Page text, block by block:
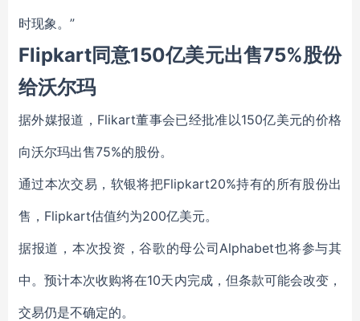
时现象。”
Flipkart同意150亿美元出售75%股份
给沃尔玛
据外媒报道，Flikart董事会已经批准以150亿美元的价格
向沃尔玛出售75%的股份。
通过本次交易，软银将把Flipkart20%持有的所有股份出
售，Flipkart估值约为200亿美元。
据报道，本次投资，谷歌的母公司Alphabet也将参与其
中。预计本次收购将在10天内完成，但条款可能会改变，
交易仍是不确定的。